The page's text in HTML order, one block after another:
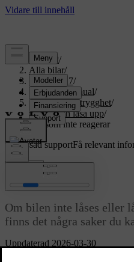
Support/
Alla bilar/
EX60 2027/
Användarmanual/
Åtkomst och trygghet/
Låsa och låsa upp/
Lås som inte reagerar
Anpassad supportFå relevant
Uppdaterad 2026-03-30
Lås som inte reagerar
Om bilen inte låses eller
finns det några saker du